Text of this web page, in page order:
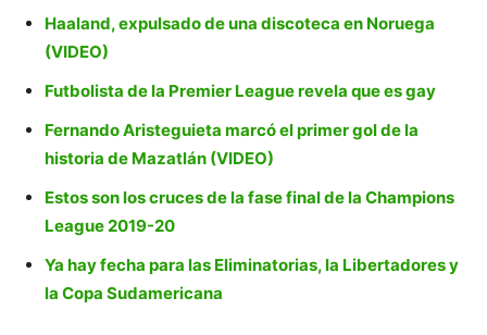
Haaland, expulsado de una discoteca en Noruega
(VIDEO)
Futbolista de la Premier League revela que es gay
Fernando Aristeguieta marcó el primer gol de la
historia de Mazatlán (VIDEO)
Estos son los cruces de la fase final de la Champions
League 2019-20
Ya hay fecha para las Eliminatorias, la Libertadores y
la Copa Sudamericana